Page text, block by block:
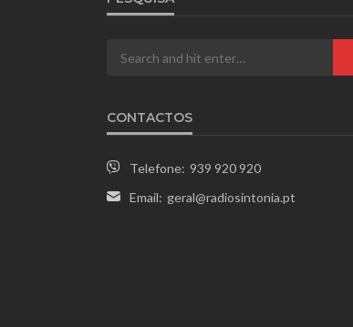
CONTACTOS
Telefone: 939 920 920
Email: geral@radiosintonia.pt